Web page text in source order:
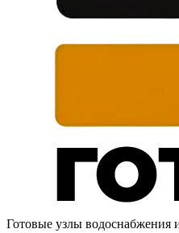
Готовые узлы водоснабжения